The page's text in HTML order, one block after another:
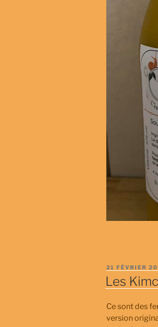
PUBLIÉ
LE
21 FÉVRIER
Les
Ce sont des
version